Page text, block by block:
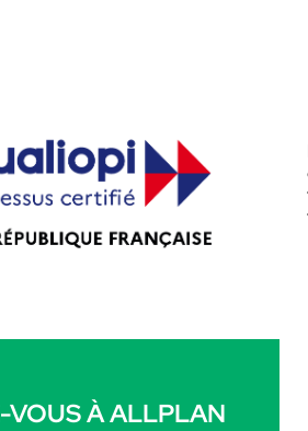
VOUS À ALLPLAN